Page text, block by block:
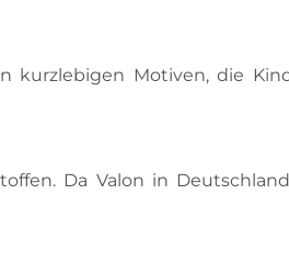
Motiven, die
Da Valon in